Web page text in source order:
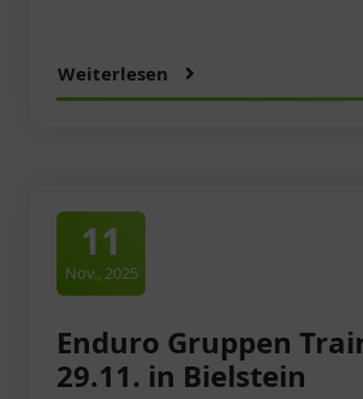
Weiterlesen
11
Nov., 2025
Enduro Gruppen
29.11. in Bielstein